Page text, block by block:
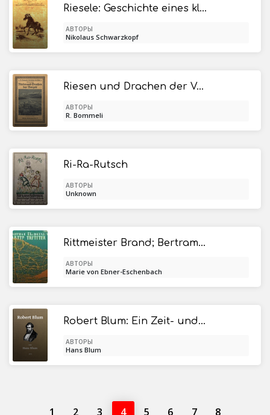
Riesele: Geschichte eines kleinen Pferdes
АВТОРЫ
Nikolaus Schwarzkopf
Riesen und Drachen der Vorzeit. Geschichte der Erde, Dritter Teil
АВТОРЫ
R. Bommeli
Ri-Ra-Rutsch
АВТОРЫ
Unknown
Rittmeister Brand; Bertram Vogelweid / Zwei Erzählungen
АВТОРЫ
Marie von Ebner-Eschenbach
Robert Blum: Ein Zeit- und Charakterbild für das deutsche Volk
АВТОРЫ
Hans Blum
1 2 3 4 5 6 7 8